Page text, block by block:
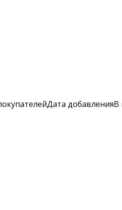
Дата добавленияВ